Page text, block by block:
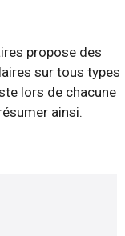
propose des
sur tous types
lors de chacune
ainsi.